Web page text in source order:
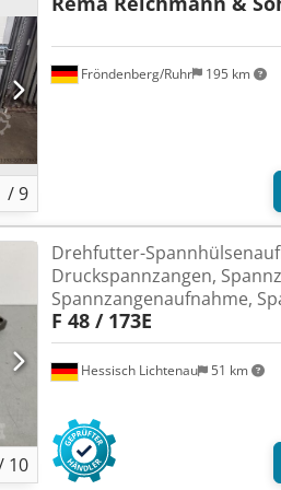
/9
Fröndenberg/Ruhr 195 km
10
Hessisch Lichtenau 51 km
Drehfutter-
Druckspannzangen,
Spannzangenaufnahme,
F 48 / 173E